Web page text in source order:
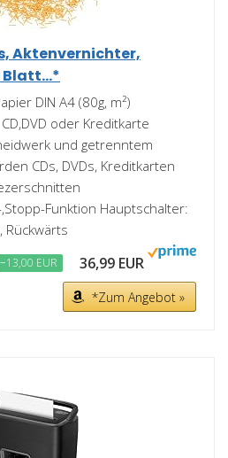
Aktenvernichter,
DIN A4 (80g, m²)
oder Kreditkarte
und getrenntem
CDs, DVDs, Kreditkarten
Funktion Hauptschalter:
Rückwärts
−13,00 EUR 36,99 EUR
*Zum Angebot »